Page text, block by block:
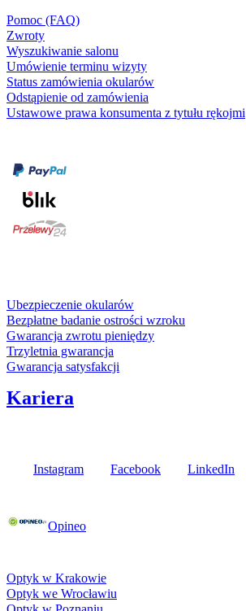
Pomoc (FAQ)
Zwroty
Wyszukiwanie salonu
Umówienie terminu wizyty
Status zamówienia okularów
Odstąpienie od zamówienia
Ustawowe prawa konsumenta z tytułu rękojmi
Ubezpieczenie okularów
Bezpłatne badanie ostrości wzroku
Gwarancja zwrotu pieniędzy
Trzyletnia gwarancja
Gwarancja satysfakcji
Kariera
Instagram Facebook LinkedIn
Opineo
Optyk w Krakowie
Optyk we Wrocławiu